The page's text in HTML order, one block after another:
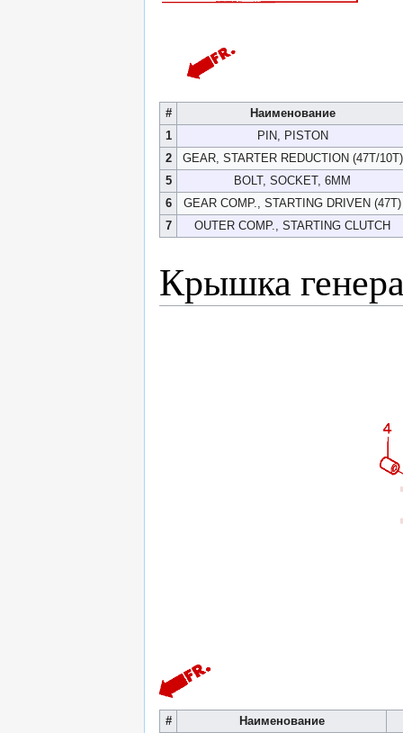
#
Наименование
1
PIN, PISTON
2
GEAR, STARTER REDUCTION (47T/10T)
5
BOLT, SOCKET, 6MM
6
GEAR COMP., STARTING DRIVEN (47T)
7
OUTER COMP., STARTING CLUTCH
Крышка
#
Наименование